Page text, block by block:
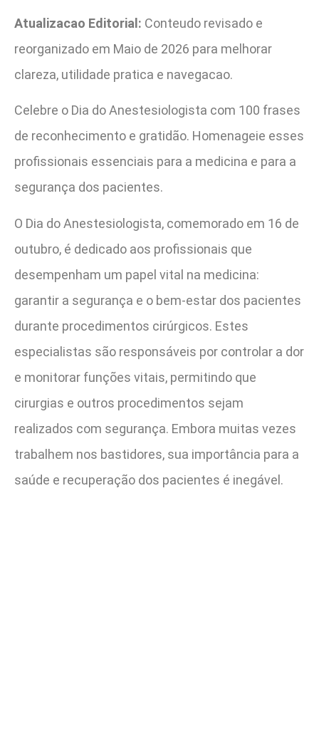
Atualizacao Editorial: Conteudo revisado e
reorganizado em Maio de 2026 para melhorar
clareza, utilidade pratica e navegacao.
Celebre o Dia do Anestesiologista com 100 frases
de reconhecimento e gratidão. Homenageie esses
profissionais essenciais para a medicina e para a
segurança dos pacientes.
O Dia do Anestesiologista, comemorado em 16 de
outubro, é dedicado aos profissionais que
desempenham um papel vital na medicina:
garantir a segurança e o bem-estar dos pacientes
durante procedimentos cirúrgicos. Estes
especialistas são responsáveis por controlar a dor
e monitorar funções vitais, permitindo que
cirurgias e outros procedimentos sejam
realizados com segurança. Embora muitas vezes
trabalhem nos bastidores, sua importância para a
saúde e recuperação dos pacientes é inegável.